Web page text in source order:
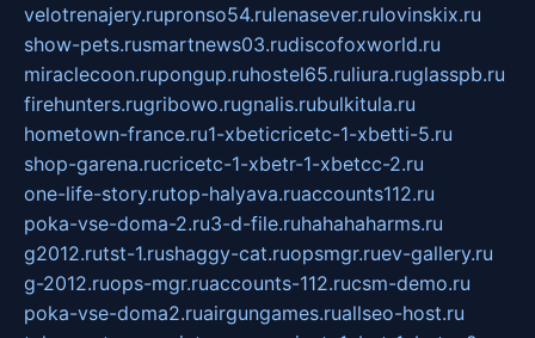
velotrenajery.rupronso54.rulenasever.rulovinskix.ru
show-pets.rusmartnews03.rudiscofoxworld.ru
miraclecoon.rupongup.ruhostel65.ruliura.ruglasspb.ru
firehunters.rugribowo.rugnalis.rubulkitula.ru
hometown-france.ru1-xbeticricetc-1-xbetti-5.ru
shop-garena.rucricetc-1-xbetr-1-xbetcc-2.ru
one-life-story.rutop-halyava.ruaccounts112.ru
poka-vse-doma-2.ru3-d-file.ruhahahaharms.ru
g2012.rutst-1.rushaggy-cat.ruopsmgr.ruev-gallery.ru
g-2012.ruops-mgr.ruaccounts-112.rucsm-demo.ru
poka-vse-doma2.ruairgungames.ruallseo-host.ru